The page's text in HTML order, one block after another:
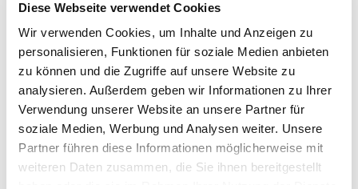
Diese Webseite verwendet Cookies
Wir verwenden Cookies, um Inhalte und Anzeigen zu
personalisieren, Funktionen für soziale Medien anbieten
zu können und die Zugriffe auf unsere Website zu
analysieren. Außerdem geben wir Informationen zu Ihrer
Verwendung unserer Website an unsere Partner für
soziale Medien, Werbung und Analysen weiter. Unsere
Partner führen diese Informationen möglicherweise mit
weiteren Daten zusammen, die Sie ihnen bereitgestellt